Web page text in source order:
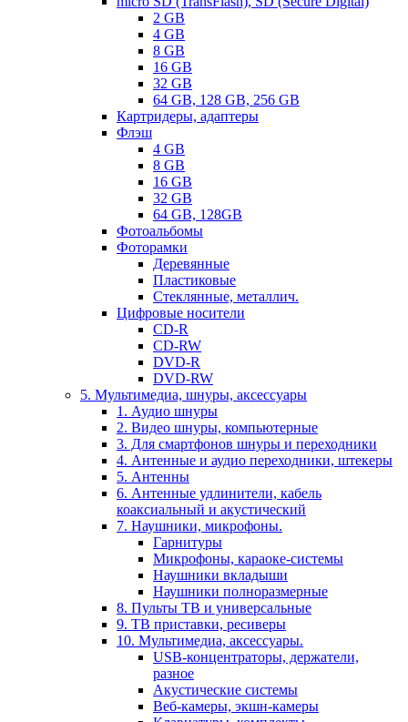
2 GB
4 GB
8 GB
16 GB
32 GB
64 GB, 128 GB, 256 GB
Картридеры, адаптеры
Флэш
4 GB
8 GB
16 GB
32 GB
64 GB, 128GB
Фотоальбомы
Фоторамки
Деревянные
Пластиковые
Стеклянные, металлич.
Цифровые носители
CD-R
CD-RW
DVD-R
DVD-RW
5. Мультимедиа, шнуры, аксессуары
1. Аудио шнуры
2. Видео шнуры, компьютерные
3. Для смартфонов шнуры и переходники
4. Антенные и аудио переходники, штекеры
5. Антенны
6. Антенные удлинители, кабель
коаксиальный и акустический
7. Наушники, микрофоны.
Гарнитуры
Микрофоны, караоке-системы
Наушники вкладыши
Наушники полноразмерные
8. Пульты ТВ и универсальные
9. ТВ приставки, ресиверы
10. Мультимедиа, аксессуары.
USB-концентраторы, держатели,
разное
Акустические системы
Веб-камеры, экшн-камеры